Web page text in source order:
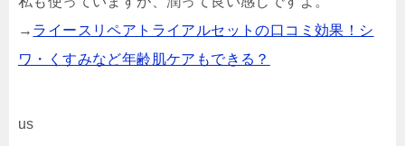
→ ライースリペアトライアルセットの口コミ効果！シ
ワ・くすみなど年齢肌ケアもできる？
us